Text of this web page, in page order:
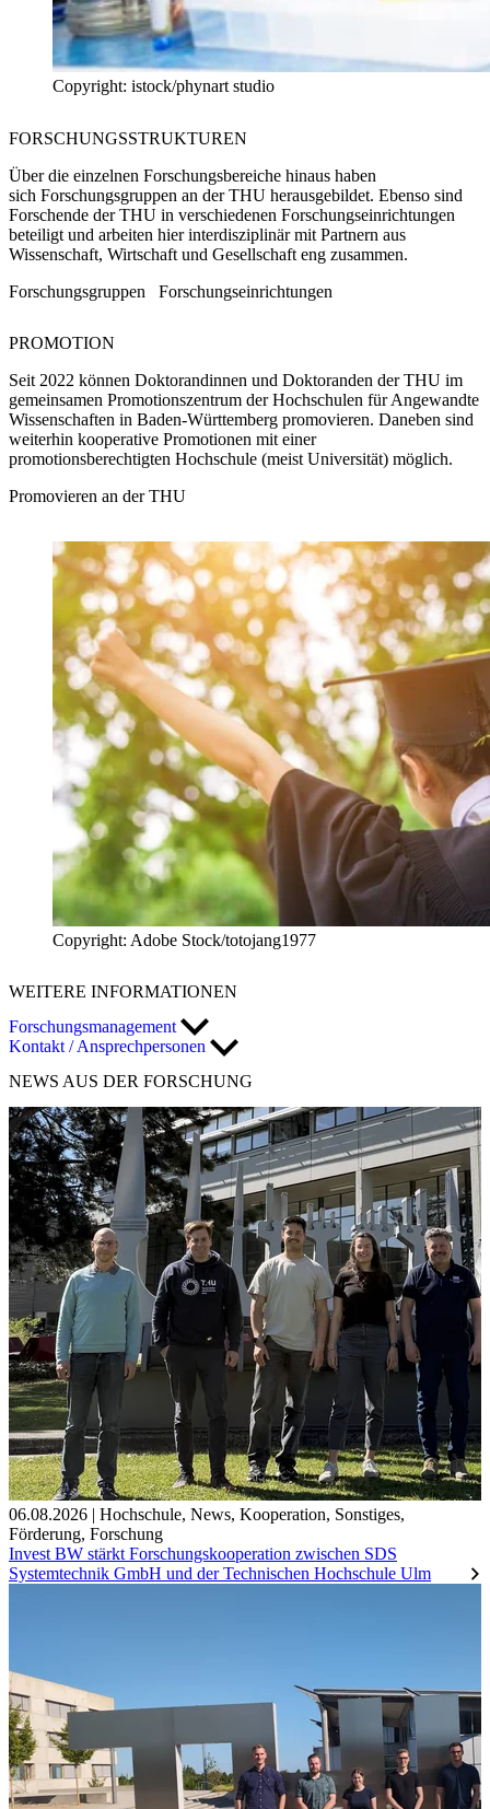
Copyright: istock/phynart studio
FORSCHUNGSSTRUKTUREN
Über die einzelnen Forschungsbereiche hinaus haben
sich Forschungsgruppen an der THU herausgebildet. Ebenso sind
Forschende der THU in verschiedenen Forschungseinrichtungen
beteiligt und arbeiten hier interdisziplinär mit Partnern aus
Wissenschaft, Wirtschaft und Gesellschaft eng zusammen.
Forschungsgruppen
Forschungseinrichtungen
PROMOTION
Seit 2022 können Doktorandinnen und Doktoranden der THU im
gemeinsamen Promotionszentrum der Hochschulen für Angewandte
Wissenschaften in Baden-Württemberg promovieren. Daneben sind
weiterhin kooperative Promotionen mit einer
promotionsberechtigten Hochschule (meist Universität) möglich.
Promovieren an der THU
Copyright: Adobe Stock/totojang1977
WEITERE INFORMATIONEN
Forschungsmanagement
Kontakt / Ansprechpersonen
NEWS AUS DER FORSCHUNG
06.08.2026 | Hochschule, News, Kooperation, Sonstiges,
Förderung, Forschung
Invest BW stärkt Forschungskooperation zwischen SDS
Systemtechnik GmbH und der Technischen Hochschule Ulm